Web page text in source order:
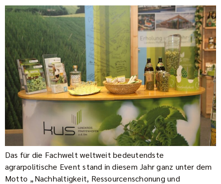
Das für die Fachwelt weltweit bedeutendste
agrarpolitische Event stand in diesem Jahr ganz unter dem
Motto „Nachhaltigkeit, Ressourcenschonung und